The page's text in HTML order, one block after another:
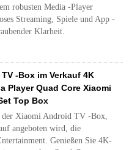
robusten Media -Player
Streaming, Spiele und App -
Klarheit.
-Box im Verkauf 4K
Player Quad Core Xiaomi
Top Box
der Xiaomi Android TV -Box,
angeboten wird, die
Genießen Sie 4K-